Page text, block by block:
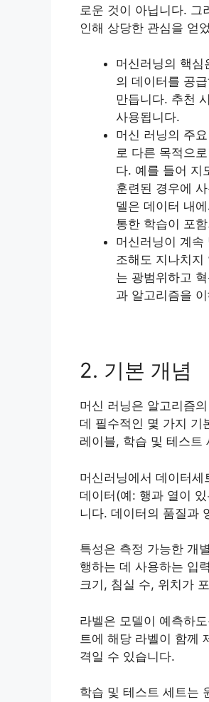
로운 것이 아닙니다. 그
인해 상당한 관심을 얻
머신러닝의 핵
의 데이터를 공
만듭니다. 추천
사용됩니다.
머신 러닝의 주
로 다른 목적으
다. 예를 들어 지
훈련된 경우에
델은 데이터 내
통한 학습이 포
머신러닝이 계
조해도 지나치지
는 광범위하고
과 알고리즘을
2. 기본 개념
머신 러닝은 알고리즘
데 필수적인 몇 가지 기
레이블, 학습 및 테스트
머신러닝에서 데이터
데이터(예: 행과 열이
니다. 데이터의 품질과
특성은 측정 가능한 개
행하는 데 사용하는 입
크기, 침실 수, 위치가
라벨은 모델이 예측하
트에 해당 라벨이 함께
격일 수 있습니다.
학습 및 테스트 세트는